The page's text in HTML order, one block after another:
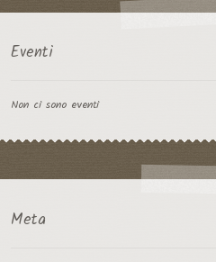
Eventi
Non ci sono eventi
Meta